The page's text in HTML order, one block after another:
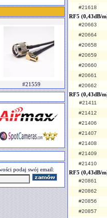
#21559
podaj swój email:
#21618
RF5 (0,43dB/
#20663
#20664
#20658
#20659
#20660
#20661
#20662
RF5 (0,43dB/
#21411
#21412
#21406
#21407
#21408
#21409
#21410
RF5 (0,43dB/
#20861
#20862
#20856
#20857